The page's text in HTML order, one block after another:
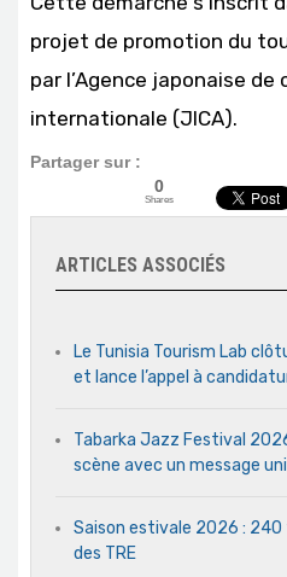
projet de promotion du
par l’Agence japonaise de
internationale (JICA).
Partager sur :
0
Shares
ARTICLES ASSOCIÉS
Le Tunisia Tourism Lab
et lance l’appel à
Tabarka Jazz Festival
scène avec un message
Saison estivale 2026 :
des TRE